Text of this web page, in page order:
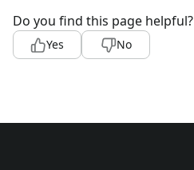
Do you find this page helpful?
Yes No